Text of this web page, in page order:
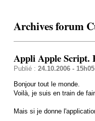
Archives forum
Appli Apple Script.
Publié : 24.10.2006 - 15h05
Bonjour tout le monde.
Voilà, je suis en train de
Mais si je donne